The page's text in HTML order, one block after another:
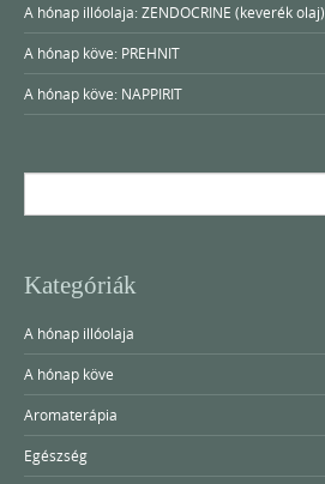
A hónap illóolaja: ZENDOCRINE (keverék olaj)
A hónap köve: PREHNIT
A hónap köve: NAPPIRIT
Kategóriák
A hónap illóolaja
A hónap köve
Aromaterápia
Egészség